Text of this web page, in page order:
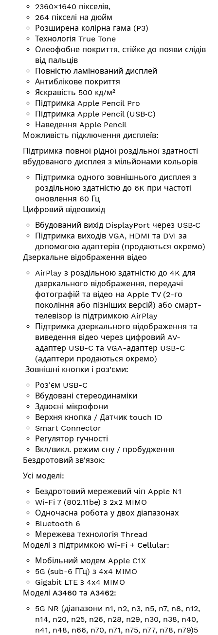
2360×1640 пікселів,
264 пікселі на дюйм
Розширена колірна гама (P3)
Технологія True Tone
Олеофобне покриття, стійке до появи слідів
від пальців
Повністю ламінований дисплей
Антиблікове покриття
Яскравість 500 кд/⁠м²
Підтримка Apple Pencil Pro
Підтримка Apple Pencil (USB‑C)
Наведення Apple Pencil
Можливість підключення дисплеїв:
Підтримка повної рідної роздільної здатності
вбудованого дисплея з мільйонами кольорів
Підтримка одного зовнішнього дисплея з
роздільною здатністю до 6K при частоті
оновлення 60 Гц
Цифровий відеовихід
Вбудований вихід DisplayPort через USB‑C
Підтримка виходів VGA, HDMI та DVI за
допомогою адаптерів (продаються окремо)
Дзеркальне відображення відео
AirPlay з роздільною здатністю до 4K для
дзеркального відображення, передачі
фотографій та відео на Apple TV (2-го
покоління або пізніших версій) або смарт-
телевізор із підтримкою AirPlay
Підтримка дзеркального відображення та
виведення відео через цифровий AV-
адаптер USB-C та VGA-адаптер USB-C
(адаптери продаються окремо)
Зовнішні кнопки і роз'єми:
Роз'єм USB-C
Вбудовані стереодинаміки
Здвоєні мікрофони
Верхня кнопка / Датчик touch ID
Smart Connector
Регулятор гучності
Вкл/викл. режим сну / пробудження
Бездротовий зв'язок:
Усі моделі:
Бездротовий мережевий чіп Apple N1
Wi-Fi 7 (802.11be) з 2x2 MIMO
Одночасна робота у двох діапазонах
Bluetooth 6
Мережева технологія Thread
Моделі з підтримкою Wi-Fi + Cellular:
Мобільний модем Apple C1X
5G (sub-6 ГГц) з 4x4 MIMO
Gigabit LTE з 4x4 MIMO
Моделі A3460 та A3462:
5G NR (діапазони n1, n2, n3, n5, n7, n8, n12,
n14, n20, n25, n26, n28, n29, n30, n38, n40,
n41, n48, n66, n70, n71, n75, n77, n78, n79)5